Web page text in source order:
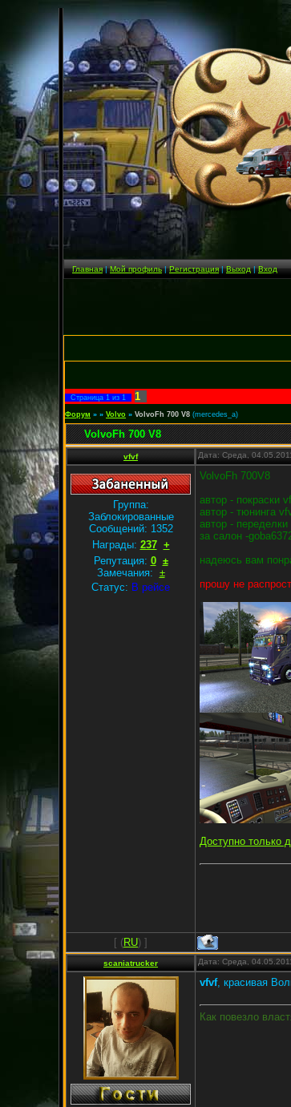
Главная|Мой профиль|Регистрация|Выход|Вход
Страница 1 из 1 1
Форум » » Volvo » VolvoFh 700 V8 (mercedes_a)
VolvoFh 700 V8
vfvf Дата: Среда,
Группа:
Заблокированные
Сообщений: 1352
Награды: 237 +
Репутация: 0 ±
Замечания: ±
Статус: В рейсе
VolvoFh 700V8
автор - покраски
автор - тюнинга
автор - переделки
за салон -
надеюсь вам
прошу не
Доступно только
[ (RU) ]
scaniatrucker Дата: Среда,
vfvf, красивая
Как повезло